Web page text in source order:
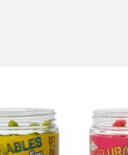
koliko je 2 + 3 :